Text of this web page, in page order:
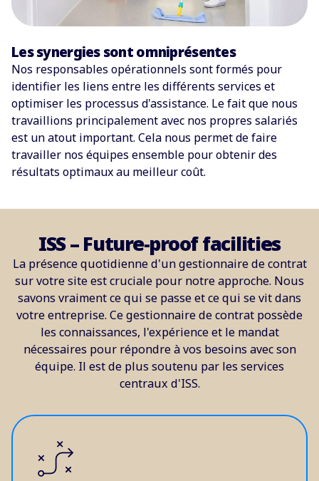
Les synergies sont omniprésentes
Nos responsables opérationnels sont formés pour
identifier les liens entre les différents services et
optimiser les processus d'assistance. Le fait que nous
travaillions principalement avec nos propres salariés
est un atout important. Cela nous permet de faire
travailler nos équipes ensemble pour obtenir des
résultats optimaux au meilleur coût.
ISS – Future-proof facilities
La présence quotidienne d'un gestionnaire de contrat
sur votre site est cruciale pour notre approche. Nous
savons vraiment ce qui se passe et ce qui se vit dans
votre entreprise. Ce gestionnaire de contrat possède
les connaissances, l'expérience et le mandat
nécessaires pour répondre à vos besoins avec son
équipe. Il est de plus soutenu par les services
centraux d'ISS.